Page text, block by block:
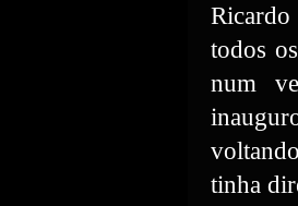
todos
num
tinha